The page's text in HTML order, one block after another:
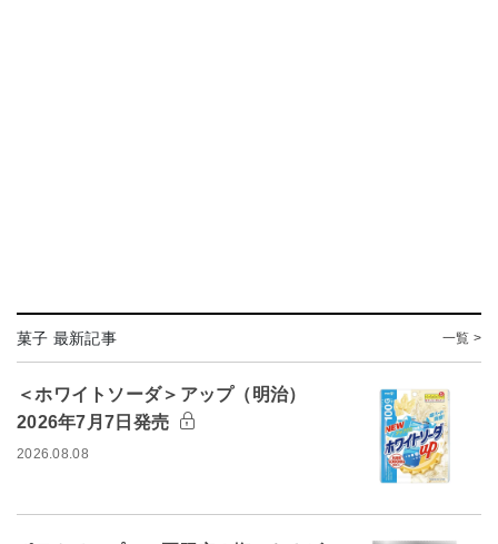
菓子 最新記事 一覧 >
＜ホワイトソーダ＞アップ（明治）
2026年7月7日発売
2026.08.08